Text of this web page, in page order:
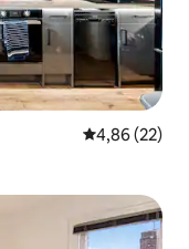
4,86 af 5 í
4,86 (22)